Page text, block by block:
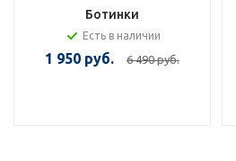
Ботинки
Есть в наличии
1 950 руб. 6 490 руб.